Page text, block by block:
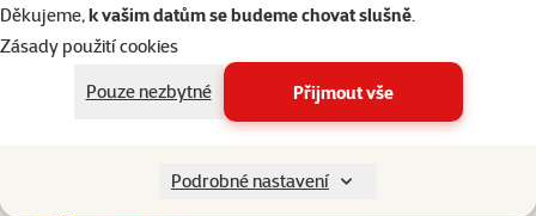
Děkujeme,k vašim datům se budeme chovat slušně.
Zásady použití cookies
Pouze nezbytné
Přijmout vše
Podrobné nastavení
Ovčáry 304, Ovčáry
Kozomín